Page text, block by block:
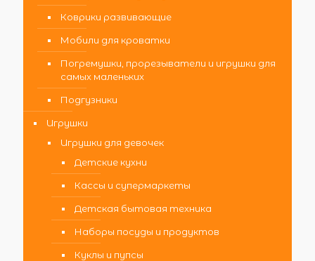
Коврики развивающие
Мобили для кроватки
Погремушки, прорезыватели и игрушки для
самых маленьких
Подгузники
Игрушки
Игрушки для девочек
Детские кухни
Кассы и супермаркеты
Детская бытовая техника
Наборы посуды и продуктов
Куклы и пупсы